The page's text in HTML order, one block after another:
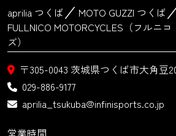
aprilia つくば MOTO GUZZI つくば
FULLNICO MOTORCYCLES（フルニ
ズ）
〒305-0043 茨城県つくば市大角豆
029-886-9177
aprilia_tsukuba@infinisports.co.jp
営業時間